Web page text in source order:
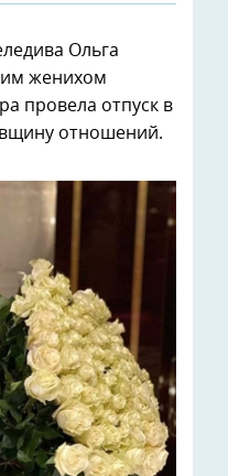
Ольга
женихом
провела отпуск в
отношений.